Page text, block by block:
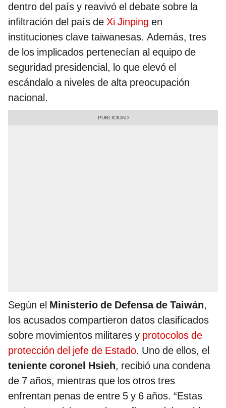
dentro del país y reavivó el debate sobre la
infiltración del país de Xi Jinping en
instituciones clave taiwanesas. Además, tres
de los implicados pertenecían al equipo de
seguridad presidencial, lo que elevó el
escándalo a niveles de alta preocupación
nacional.
Según el Ministerio de Defensa de Taiwán,
los acusados compartieron datos clasificados
sobre movimientos militares y protocolos de
protección del jefe de Estado. Uno de ellos, el
teniente coronel Hsieh, recibió una condena
de 7 años, mientras que los otros tres
enfrentan penas de entre 5 y 6 años. “Estas